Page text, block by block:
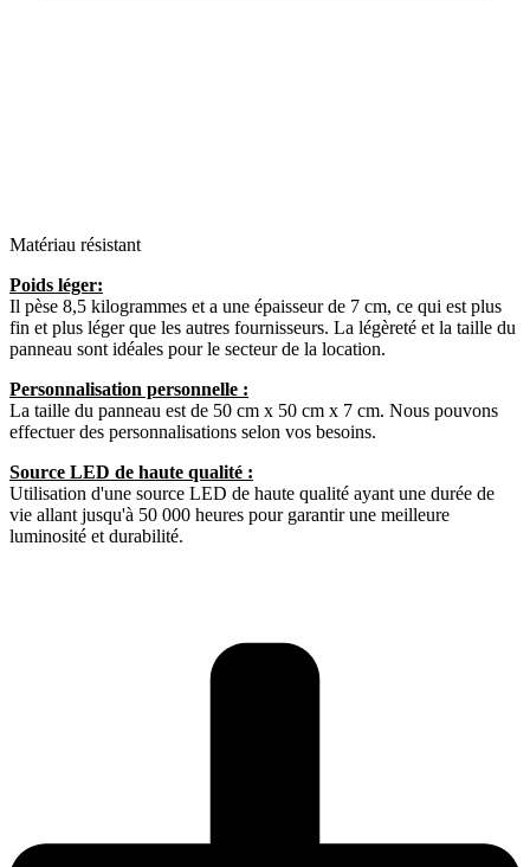
Matériau résistant
Poids léger:
Il pèse 8,5 kilogrammes et a une épaisseur de 7 cm, ce qui est plus
fin et plus léger que les autres fournisseurs. La légèreté et la taille du
panneau sont idéales pour le secteur de la location.
Personnalisation personnelle :
La taille du panneau est de 50 cm x 50 cm x 7 cm. Nous pouvons
effectuer des personnalisations selon vos besoins.
Source LED de haute qualité :
Utilisation d'une source LED de haute qualité ayant une durée de
vie allant jusqu'à 50 000 heures pour garantir une meilleure
luminosité et durabilité.